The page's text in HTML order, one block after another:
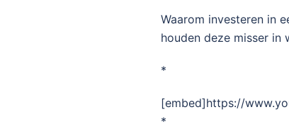
Waarom investeren in
houden deze misser in
*
[embed]https://
*